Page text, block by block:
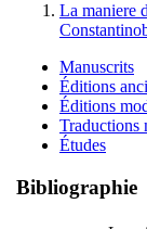
La maniere
Manuscrits
Éditions
Éditions
Traductions
Études
Bibliographie